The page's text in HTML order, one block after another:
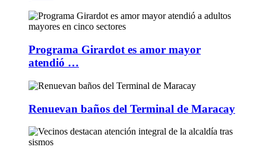
Programa Girardot es amor mayor
atendió …
Renuevan baños del Terminal de Maracay